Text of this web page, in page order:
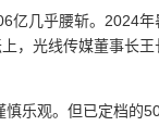
亿几乎腰斩。2024
，光线传媒董事长
乐观。但已定档的